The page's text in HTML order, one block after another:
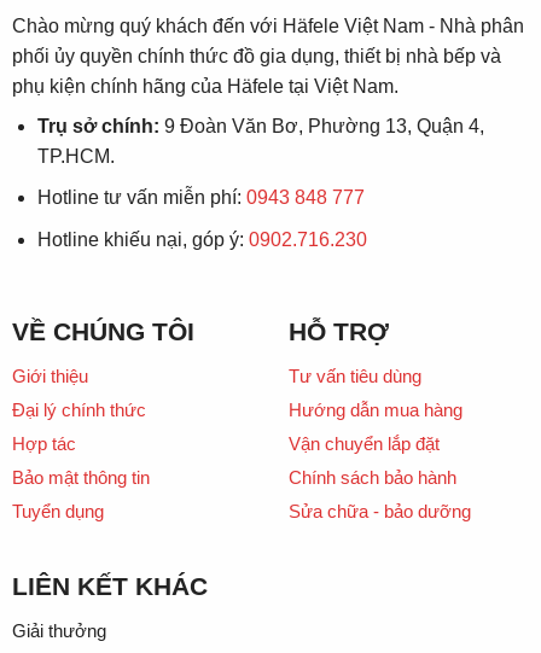
Chào mừng quý khách đến với Häfele Việt Nam - Nhà phân
phối ủy quyền chính thức đồ gia dụng, thiết bị nhà bếp và
phụ kiện chính hãng của Häfele tại Việt Nam.
Trụ sở chính: 9 Đoàn Văn Bơ, Phường 13, Quận 4,
TP.HCM.
Hotline tư vấn miễn phí: 0943 848 777
Hotline khiếu nại, góp ý: 0902.716.230
VỀ CHÚNG TÔI
Giới thiệu
Đại lý chính thức
Hợp tác
Bảo mật thông tin
Tuyển dụng
HỖ TRỢ
Tư vấn tiêu dùng
Hướng dẫn mua hàng
Vận chuyển lắp đặt
Chính sách bảo hành
Sửa chữa - bảo dưỡng
LIÊN KẾT KHÁC
Giải thưởng